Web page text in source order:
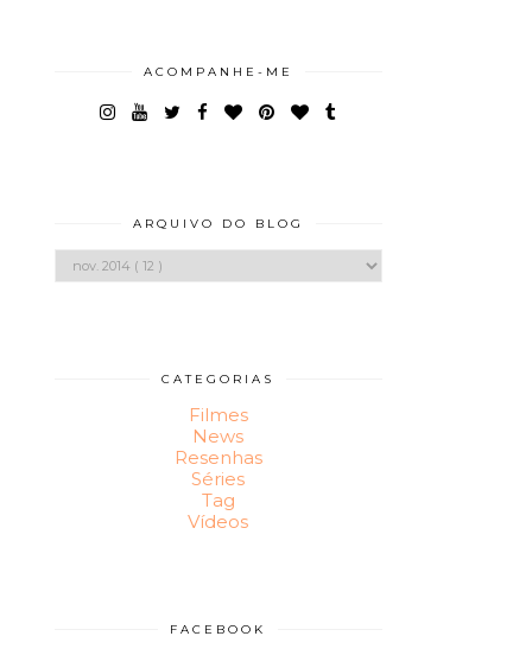
ACOMPANHE-ME
ARQUIVO DO BLOG
CATEGORIAS
Filmes
News
Resenhas
Séries
Tag
Vídeos
FACEBOOK